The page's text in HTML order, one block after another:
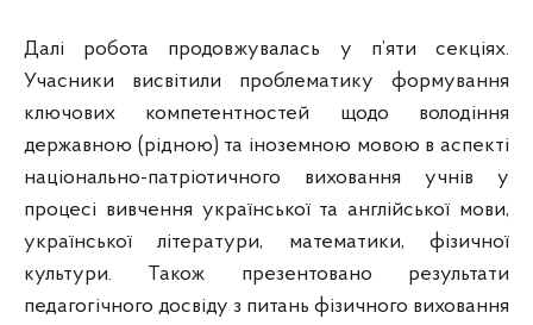
Далі робота продовжувалась у п’яти секціях.
Учасники висвітили проблематику формування
ключових компетентностей щодо володіння
державною (рідною) та іноземною мовою в аспекті
національно-патріотичного виховання учнів у
процесі вивчення української та англійської мови,
української літератури, математики, фізичної
культури. Також презентовано результати
педагогічного досвіду з питань фізичного виховання